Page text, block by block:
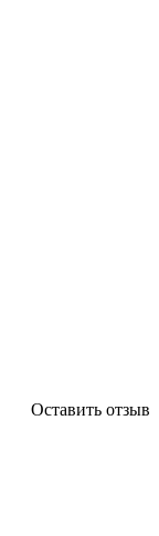
Оставить отзыв